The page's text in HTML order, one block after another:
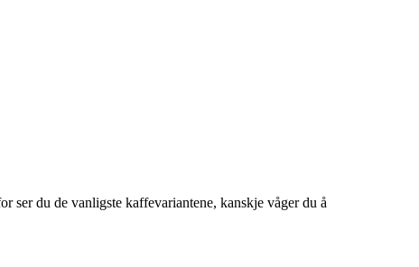
ser du de vanligste kaffevariantene, kanskje våger du å